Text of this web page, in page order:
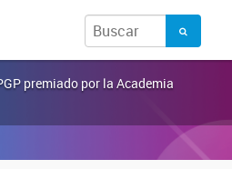
premiado por la Academia